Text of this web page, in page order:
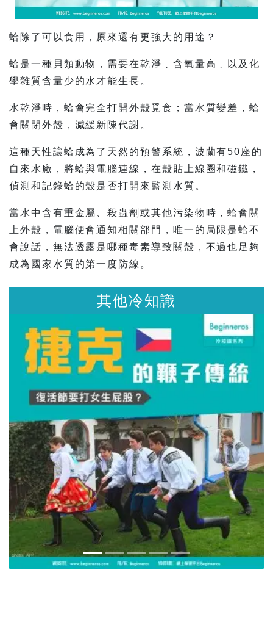
蛤除了可以食用，原來還有更強大的用途？
蛤是一種貝類動物，需要在乾淨﹑含氧量高﹑以及化
學雜質含量少的水才能生長。
水乾淨時，蛤會完全打開外殼覓食；當水質變差，蛤
會關閉外殼，減緩新陳代謝。
這種天性讓蛤成為了天然的預警系統，波蘭有50座的
自來水廠，將蛤與電腦連線，在殼貼上線圈和磁鐵，
偵測和記錄蛤的殼是否打開來監測水質。
當水中含有重金屬、殺蟲劑或其他污染物時，蛤會關
上外殼，電腦便會通知相關部門，唯一的局限是蛤不
會說話，無法透露是哪種毒素導致關殼，不過也足夠
成為國家水質的第一度防線。
其他冷知識